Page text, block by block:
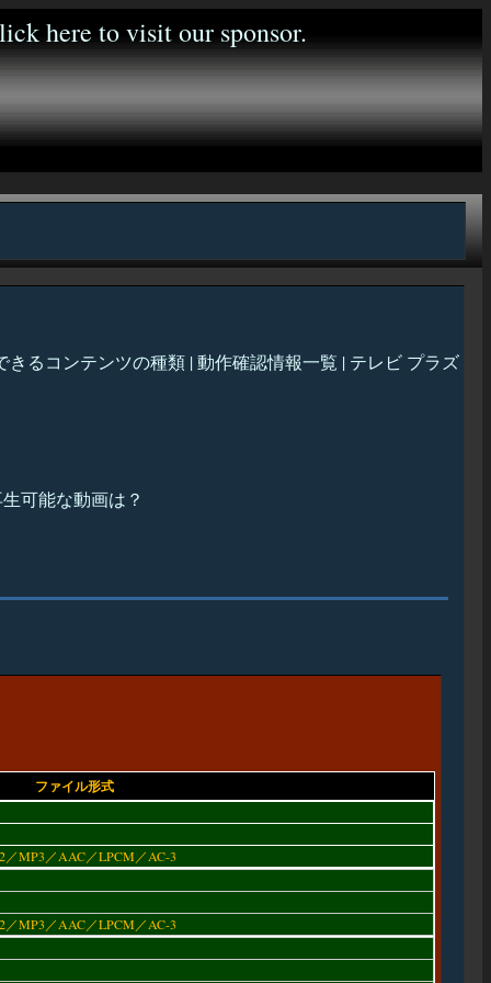
きるコンテンツの種類 | 動作確認情報一覧 | テレビ プラズ
可能な動画は？
ファイル形式
／MP3／AAC／LPCM／AC-3
／MP3／AAC／LPCM／AC-3